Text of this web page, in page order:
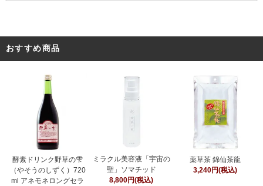
おすすめ商品
酵素ドリンク野草の雫
（やそうのしずく）720
ml アネモネロングセラ
ミラクル美容液「宇宙の
聖」ソマチッド
8,800円(税込)
薬草茶 錦仙茶龍
3,240円(税込)